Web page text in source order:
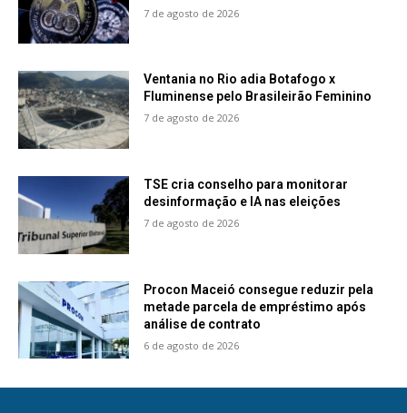
7 de agosto de 2026
Ventania no Rio adia Botafogo x
Fluminense pelo Brasileirão Feminino
7 de agosto de 2026
TSE cria conselho para monitorar
desinformação e IA nas eleições
7 de agosto de 2026
Procon Maceió consegue reduzir pela
metade parcela de empréstimo após
análise de contrato
6 de agosto de 2026